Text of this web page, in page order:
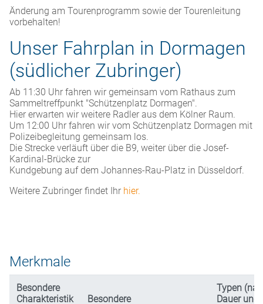
Änderung am Tourenprogramm sowie der Tourenleitung
vorbehalten!
Unser Fahrplan in Dormagen
(südlicher Zubringer)
Ab 11:30 Uhr fahren wir gemeinsam vom Rathaus zum
Sammeltreffpunkt "Schützenplatz Dormagen".
Hier erwarten wir weitere Radler aus dem Kölner Raum.
Um 12:00 Uhr fahren wir vom Schützenplatz Dormagen mit
Polizeibegleitung gemeinsam los.
Die Strecke verläuft über die B9, weiter über die Josef-
Kardinal-Brücke zur
Kundgebung auf dem Johannes-Rau-Platz in Düsseldorf.
Weitere Zubringer findet Ihr hier.
Merkmale
Besondere
Charakteristik
Besondere
Typen
Dauer und